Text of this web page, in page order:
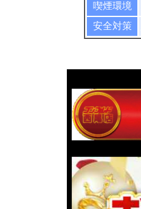
喫煙環境
安全対策